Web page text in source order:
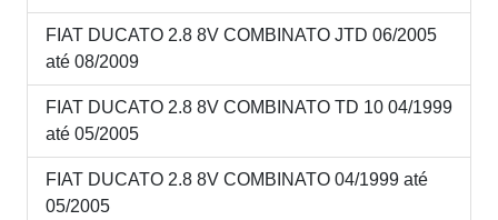
FIAT DUCATO 2.8 8V COMBINATO JTD 06/2005
até 08/2009
FIAT DUCATO 2.8 8V COMBINATO TD 10 04/1999
até 05/2005
FIAT DUCATO 2.8 8V COMBINATO 04/1999 até
05/2005